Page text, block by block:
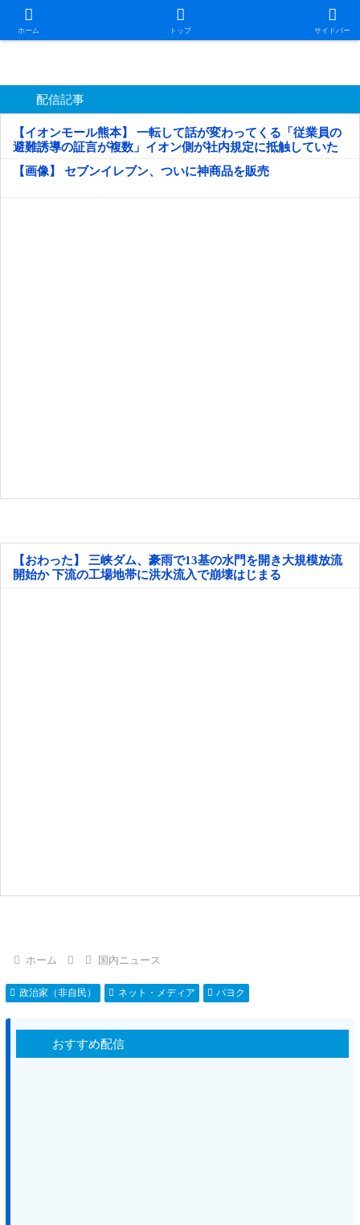
ホーム トップ サイドバー
日本第一！ニュース録
配信記事
【イオンモール熊本】 一転して話が変わってくる「従業員の
避難誘導の証言が複数」イオン側が社内規定に抵触していた
疑い
【画像】 セブンイレブン、ついに神商品を販売
【おわった】 三峡ダム、豪雨で13基の水門を開き大規模放流
開始か 下流の工場地帯に洪水流入で崩壊はじまる
ホーム 国内ニュース
政治家（非自民） ネット・メディア パヨク
おすすめ配信